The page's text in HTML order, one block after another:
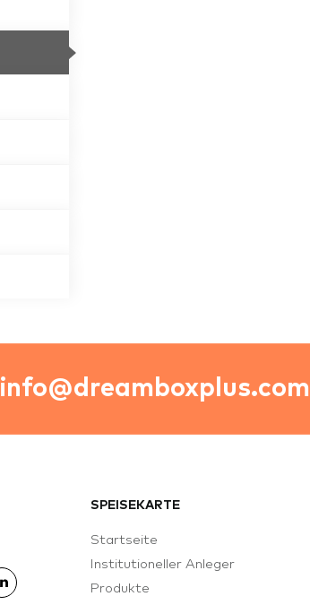
info@dreamboxplus.com
SPEISEKARTE
Startseite
Institutioneller Anleger
Produkte